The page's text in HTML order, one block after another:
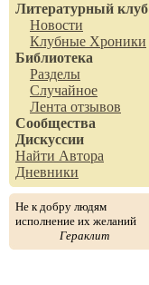
Литературный клуб
Новости
Клубные Хроники
Библиотека
Разделы
Случайное
Лента отзывов
Сообщества
Дискуссии
Найти Автора
Дневники
Не к добру людям
исполнение их желаний
Гераклит